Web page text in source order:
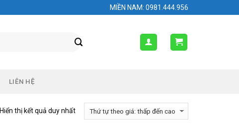
MIỀN NAM: 0981.444.956
LIÊN HỆ
Hiển thị kết quả duy nhất